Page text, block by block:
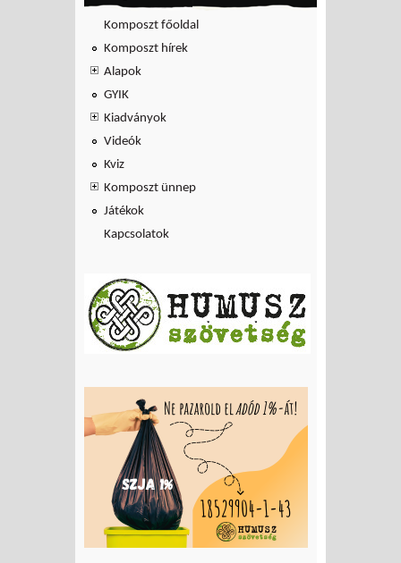
Komposzt főoldal
Komposzt hírek
Alapok
GYIK
Kiadványok
Videók
Kviz
Komposzt ünnep
Játékok
Kapcsolatok